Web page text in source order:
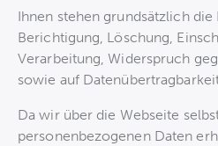
Ihnen stehen grundsätzlich die
Berichtigung, Löschung,
Verarbeitung, Widerspruch
sowie auf
Da wir über die Webseite
personenbezogenen Daten